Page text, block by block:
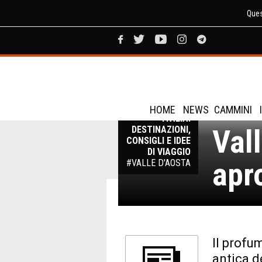
HOME NEWS CAMMINI
VIAGGI IN
ITALIA:
DESTINAZIONI,
CONSIGLI E IDEE
DI VIAGGIO
#VALLE D'AOSTA
Il
antica